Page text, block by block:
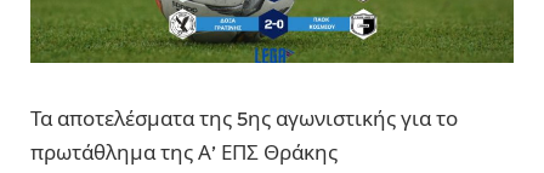
Τα αποτελέσματα της 5ης αγωνιστικής για το
πρωτάθλημα της Α’ ΕΠΣ Θράκης